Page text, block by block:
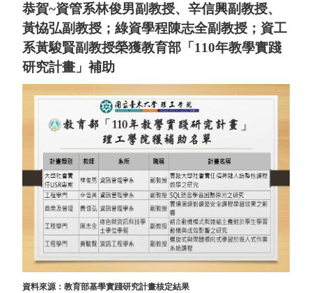
恭賀~資管系林俊男副教授、辛信興副教授、
黃恊弘副教授；綠資學程陳志全副教授；資工
系黃駿賢副教授榮獲教育部「110年教學實踐
研究計畫」補助
資料來源：教育部基學實踐研究計畫核定結果